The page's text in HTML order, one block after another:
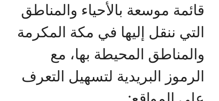
قائمة موسعة بالأحياء والمناطق
التي ننقل إليها في مكة المكرمة
والمناطق المحيطة بها، مع
الرموز البريدية لتسهيل التعرف